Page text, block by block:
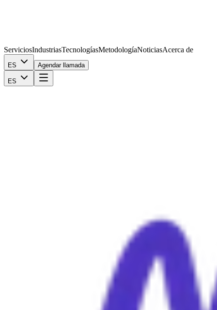
ServiciosIndustriasTecnologíasMetodologíaNoticiasAcerca de
ES Agendar llamada
ES